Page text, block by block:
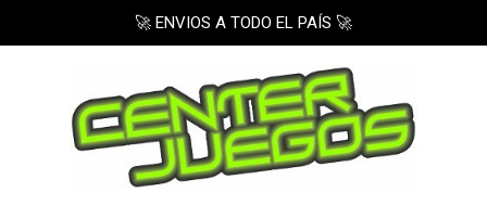
🚀 ENVIOS A TODO EL PAÍS 🚀